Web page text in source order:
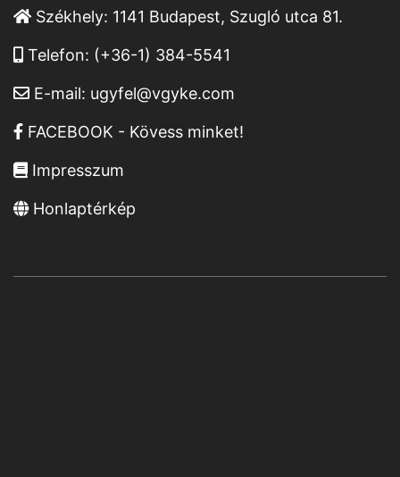
Székhely: 1141 Budapest, Szugló utca 81.
Telefon: (+36-1) 384-5541
E-mail: ugyfel@vgyke.com
FACEBOOK - Kövess minket!
Impresszum
Honlaptérkép